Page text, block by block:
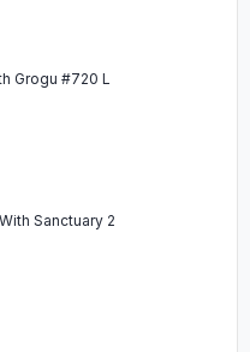
Grogu #720 L
Sanctuary 2